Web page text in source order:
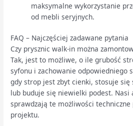
maksymalne wykorzystanie
od mebli seryjnych.
FAQ – Najczęściej zadawane pytania
Czy prysznic walk-in można
Tak, jest to możliwe, o ile grubość
syfonu i zachowanie odpowiedniego
gdy strop jest zbyt cienki, stosuje się
lub buduje się niewielki podest. Nasi
sprawdzają te możliwości
projektu.